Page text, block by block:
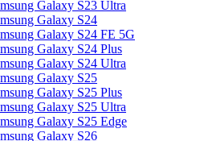
Galaxy S23 Ultra
Galaxy S24
Galaxy S24 FE 5G
Galaxy S24 Plus
Galaxy S24 Ultra
Galaxy S25
Galaxy S25 Plus
Galaxy S25 Ultra
Galaxy S25 Edge
Galaxy S26